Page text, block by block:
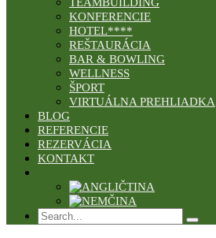
TEAMBUILDING
KONFERENCIE
HOTEL****
REŠTAURÁCIA
BAR & BOWLING
WELLNESS
ŠPORT
VIRTUÁLNA PREHLIADKA
BLOG
REFERENCIE
REZERVÁCIA
KONTAKT